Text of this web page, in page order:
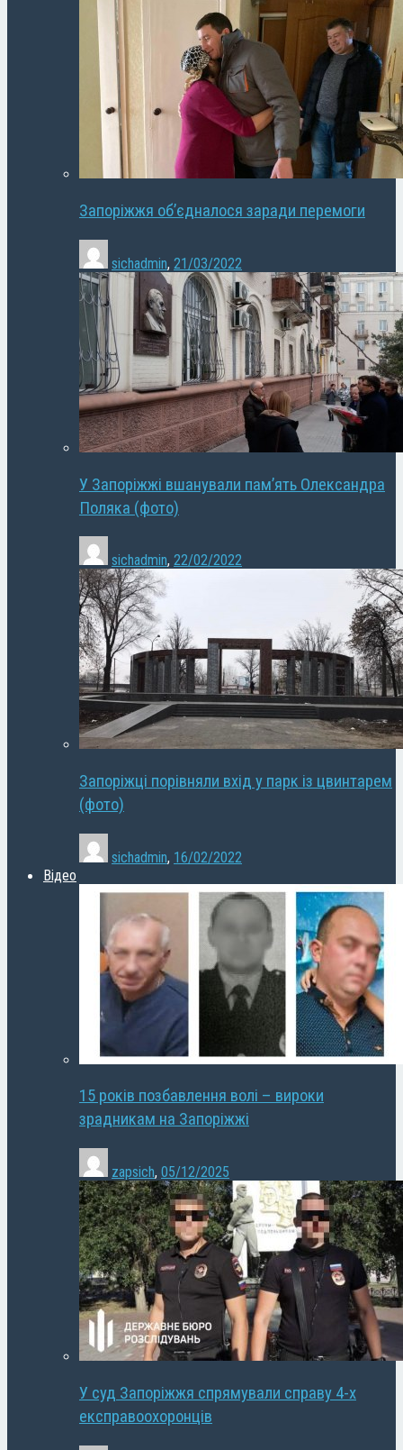
Запоріжжя об’єдналося заради перемоги
sichadmin, 21/03/2022
У Запоріжжі вшанували пам’ять Олександра
Поляка (фото)
sichadmin, 22/02/2022
Запоріжці порівняли вхід у парк із цвинтарем
(фото)
sichadmin, 16/02/2022
Відео
15 років позбавлення волі – вироки
зрадникам на Запоріжжі
zapsich, 05/12/2025
У суд Запоріжжя спрямували справу 4-х
експравоохоронців